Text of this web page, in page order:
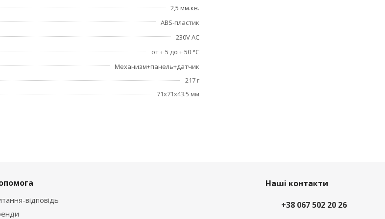
2,5 мм.кв.
ABS-пластик
230V AC
от + 5 до + 50 °C
Механизм+панель+датчик
217 г
71x71x43.5 мм
відповідь
Наші контакти
+38 067 502 20 26